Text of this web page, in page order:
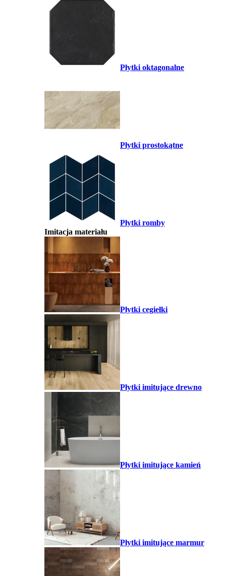
Płytki oktagonalne
Płytki prostokątne
Płytki romby
Imitacja materiału
Płytki cegiełki
Płytki imitujące drewno
Płytki imitujące kamień
Płytki imitujące marmur